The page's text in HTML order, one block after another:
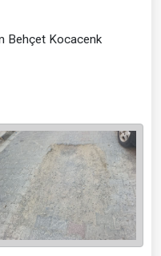
Behçet Kocacenk